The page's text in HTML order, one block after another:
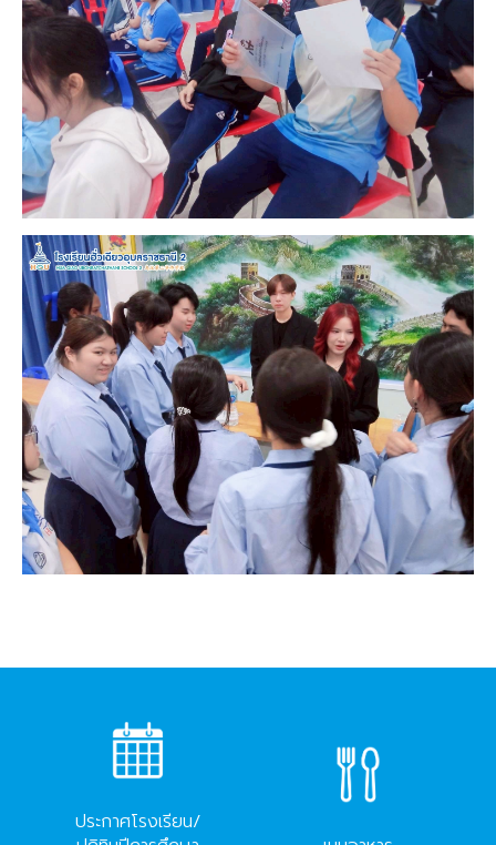
ประกาศโรงเรียน/